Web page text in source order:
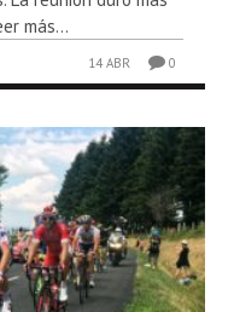
más...
14 ABR 0